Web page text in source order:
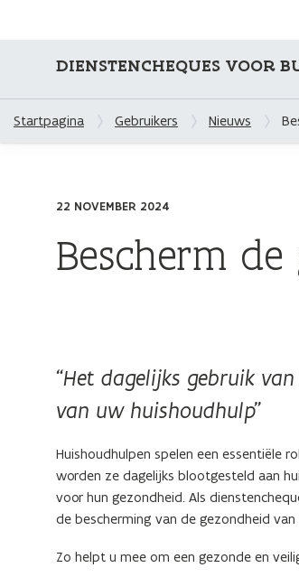
DIENSTENCHEQUES VOOR
Startpagina Gebruikers Nieuws
22 NOVEMBER 2024
Bescherm
“Het dagelijks gebruik
van uw huishoudhulp”
Huishoudhulpen spelen een essentiële
worden ze dagelijks blootgesteld aan
voor hun gezondheid. Als
de bescherming van de gezondheid
Zo helpt u mee om een gezonde en